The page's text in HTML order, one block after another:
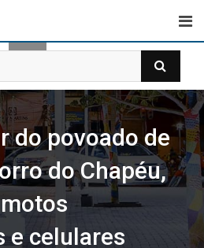
do povoado de
do Chapéu,
e celulares